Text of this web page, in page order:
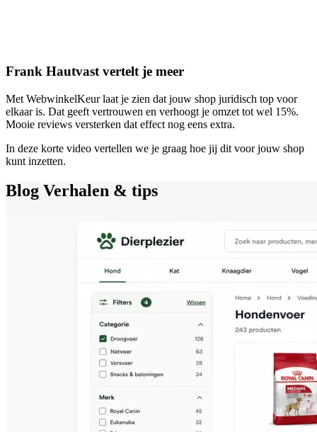
Frank Hautvast vertelt je meer
Met WebwinkelKeur laat je zien dat jouw shop juridisch top voor
elkaar is. Dat geeft vertrouwen en verhoogt je omzet tot wel 15%.
Mooie reviews versterken dat effect nog eens extra.
In deze korte video vertellen we je graag hoe jij dit voor jouw shop
kunt inzetten.
Blog Verhalen & tips